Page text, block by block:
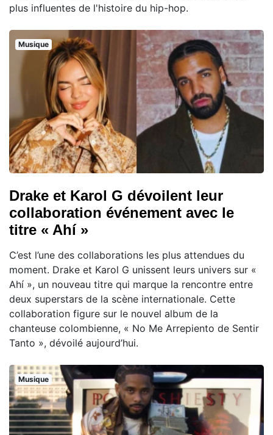
plus influentes de l'histoire du hip-hop.
Musique
Drake et Karol G dévoilent leur
collaboration événement avec le
titre « Ahí »
C’est l’une des collaborations les plus attendues du
moment. Drake et Karol G unissent leurs univers sur «
Ahí », un nouveau titre qui marque la rencontre entre
deux superstars de la scène internationale. Cette
collaboration figure sur le nouvel album de la
chanteuse colombienne, « No Me Arrepiento de Sentir
Tanto », dévoilé aujourd’hui.
Musique